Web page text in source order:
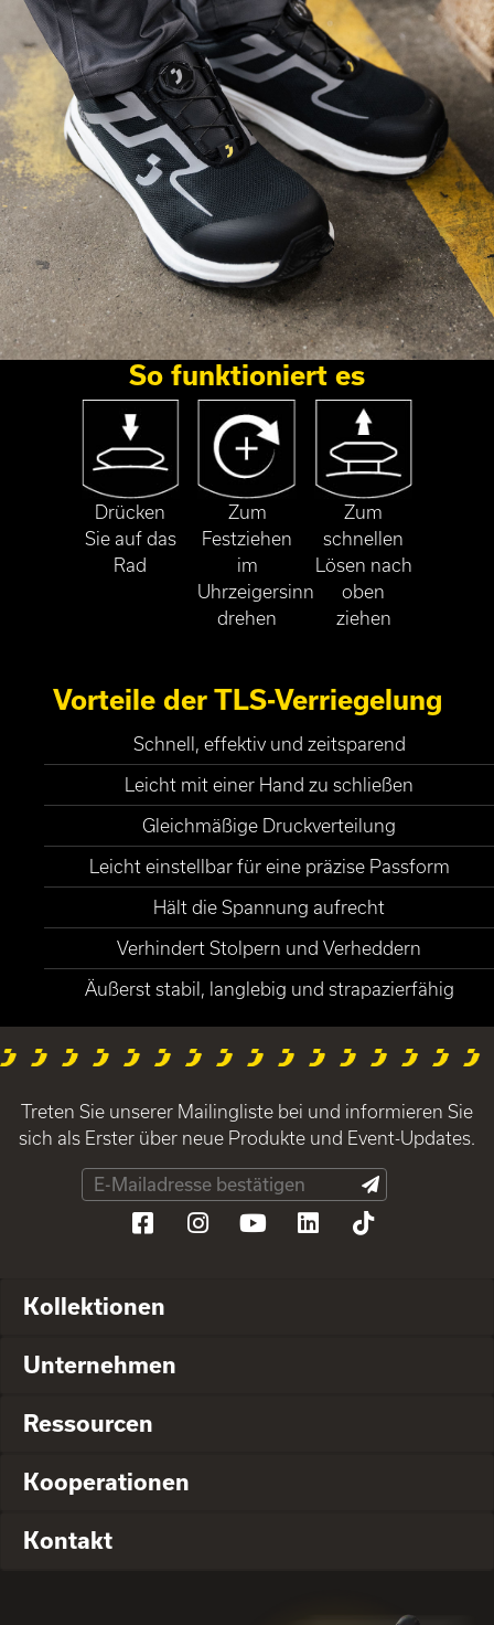
So funktioniert es
Drücken
Sie auf das
Rad
Zum
Festziehen
im
Uhrzeigersinn
drehen
Zum
schnellen
Lösen nach
oben
ziehen
Vorteile der TLS-Verriegelung
Schnell, effektiv und zeitsparend
Leicht mit einer Hand zu schließen
Gleichmäßige Druckverteilung
Leicht einstellbar für eine präzise Passform
Hält die Spannung aufrecht
Verhindert Stolpern und Verheddern
Äußerst stabil, langlebig und strapazierfähig
Treten Sie unserer Mailingliste bei und informieren Sie
sich als Erster über neue Produkte und Event-Updates.
Kollektionen
Unternehmen
Ressourcen
Kooperationen
Kontakt